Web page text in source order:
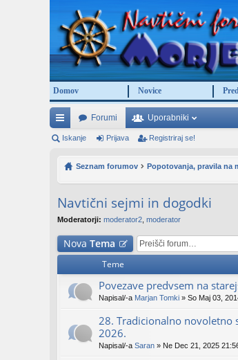
Domov Novice
itr
po
ve
za
Forumi Uporabniki
Iskanje Prijava Registriraj se!
Seznam forumov Popotovanja, pravila na
Navtični sejmi in dogodki
Moderatorji: moderator2 moderator
Nova Tema
Teme
Povezave predvsem na
Napisal/-a Marjan Tomki » So Maj 03,
28. Tradicionalno novoletno
2026.
Napisal/-a Saran » Ne Dec 21, 2025